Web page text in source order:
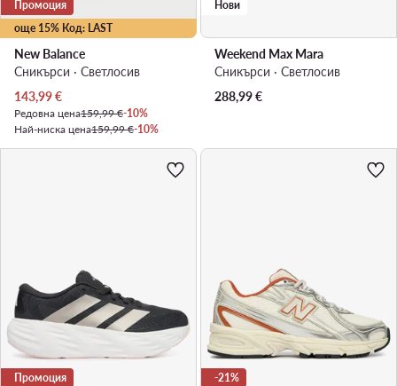
още 15% Код: LAST
Промоция
New Balance
Сникърси · Светлосив
Актуална цена
143,99€
Редовна цена159,99 €-10%
Най-ниска цена159,99 €-10%
Нови
Weekend Max Mara
Сникърси · Светлосив
288,99€
Промоция -21%